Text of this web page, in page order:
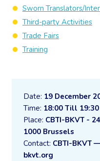
Date: 19 December
Time: 18:00 Till 19:30
Place: CBTI-BKVT -
1000 Brussels
Contact: CBTI-BKVT
bkvt.org
Sworn Translators/
Third-party Activities
Trade Fairs
Training